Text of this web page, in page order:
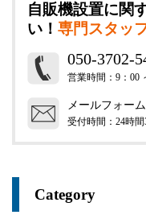
自販機設置に関
い！ 専門スタッ
050-3702-
営業時間：9：00
メールフォー
受付時間：24時間
Category